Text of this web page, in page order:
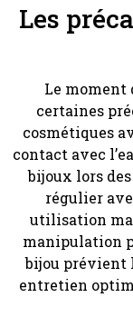
Les
Le moment
certaines
cosmétiques
contact avec
bijoux lors
régulier
utilisation
manipulation
bijou prévient
entretien